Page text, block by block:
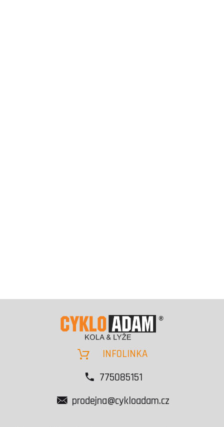
INFOLINKA
775085151
prodejna@cykloadam.cz